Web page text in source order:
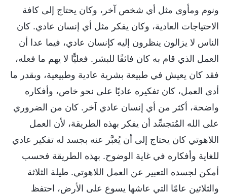
ونوم ومأوى مثل أي شخص آخر، وكان يحتاج إلى كافة
الاحتياجات العادية، وكان يفكر مثل أي إنسان عادي. كان
الناس لا يزالون ينظرون إليه كإنسان عادي، فيما عدا أن
العمل الذي قام به كان فائقًا للبشر. فعليًّا لا يهم ما فعله،
فقد كان يعيش في طبيعة بشرية عادية وطبيعية، وبقدر ما
أدى العمل، كان تفكيره عاديًا على نحو خاص، وأفكاره
واضحة، أكثر من أي إنسان عادي آخر. كان من الضروري
على الله المُتجسِّد أن يفكر بهذه الطريقة، لأن العمل
اللاهوتي كان يحتاج إلى أن يُعبَّر عنه بجسد له تفكير عادي
للغاية وأفكاره في غاية الوضوح. بهذه الطريقة فحسب
أمكن لجسده التعبير عن العمل اللاهوتي. طيلة الثلاثة
والثلاثين عامًا التي عاشها يسوع على الأرض، احتفظ